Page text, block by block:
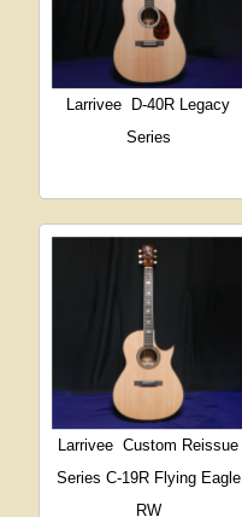
Larrivee
D-40R Legacy
Series
Larrivee Custom Reissue
Series C-19R Flying Eagle
RW